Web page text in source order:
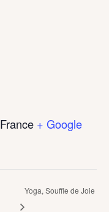
France + Google
Yoga, Souffle de Joie